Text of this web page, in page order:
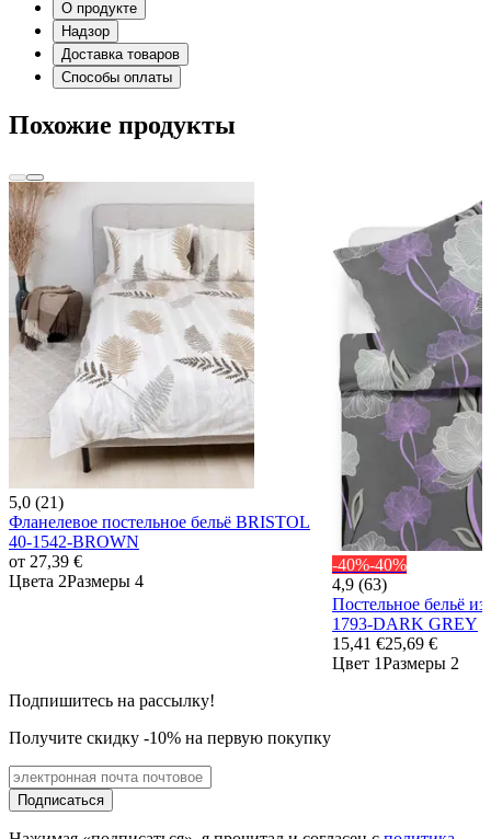
О продукте
Надзор
Доставка товаров
Способы оплаты
Похожие продукты
5,0 (21)
Фланелевое постельное бельё BRISTOL
40-1542-BROWN
от 27,39 €
Цвета 2Размеры 4
-40%-40%
4,9 (63)
Постельное бельё
1793-DARK GREY
15,41 €25,69 €
Цвет 1Размеры 2
Подпишитесь на рассылку!
Получите скидку -10% на первую покупку
Подписаться